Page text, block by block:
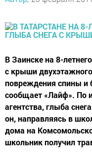
В Заинске на 8-
с крыши
повреждения спины и
сообщает «Лайф». По
агентства, глыба
он, направляясь в
дома на
школьник получил